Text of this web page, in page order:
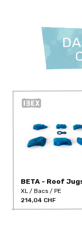
BETA - Roof
Large II PE
XL Bacs
PE
214,04 CHF